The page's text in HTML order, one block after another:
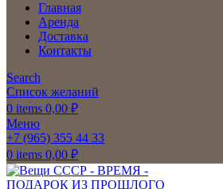
Главная
Аренда
Доставка
Контакты
Search
Список желаний
0 items 0,00 ₽
Меню
+7 (965) 355 44 33
0 items 0,00 ₽